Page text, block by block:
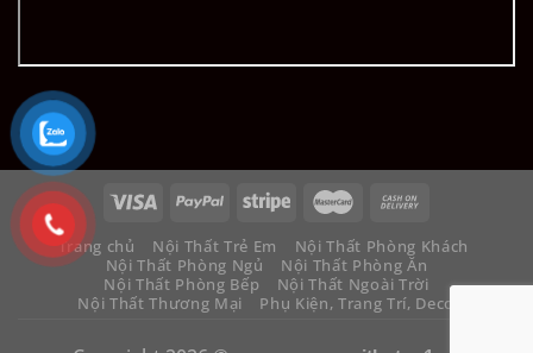
Trang chủ Nội Thất Trẻ Em
Nội Thất Phòng Khách
Nội Thất Phòng Ngủ
Nội Thất Phòng Ăn
Nội Thất Phòng Bếp
Nội Thất Ngoài Trời
Nội Thất Thương Mại
Phụ Kiện, Trang Trí, Decor